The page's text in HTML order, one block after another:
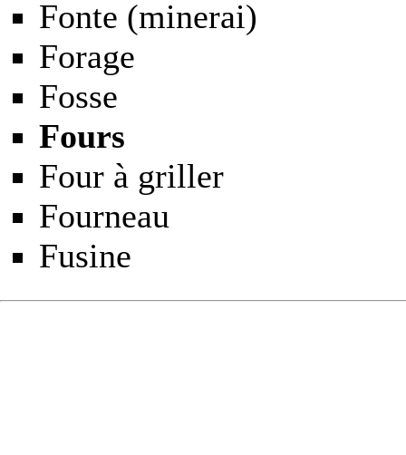
Fonte (minerai)
Forage
Fosse
Fours
Four à griller
Fourneau
Fusine